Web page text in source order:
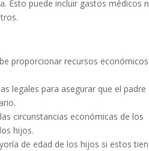
Esto puede incluir gastos médicos
proporcionar recursos económicos
legales para asegurar que el padre
circunstancias económicas de los
hijos.
de edad de los hijos si estos